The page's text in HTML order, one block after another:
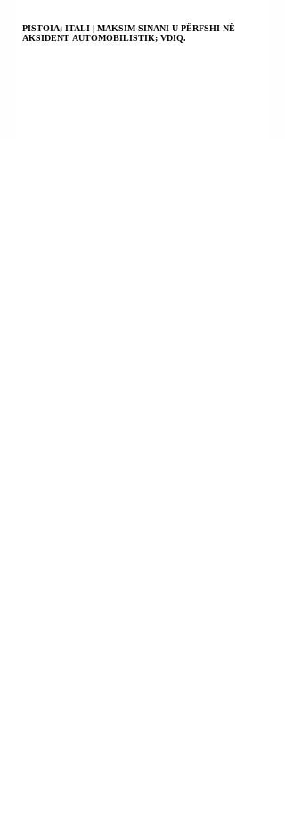
PISTOIA; ITALI | MAKSIM SINANI U PËRFSHI NË
AKSIDENT AUTOMOBILISTIK; VDIQ.